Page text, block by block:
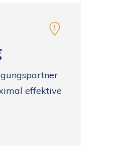
effektive